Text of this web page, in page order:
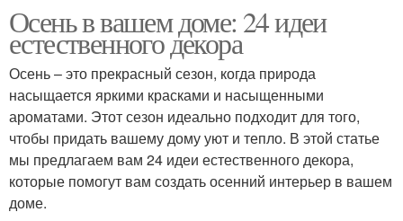
Осень в вашем доме: 24 идеи
естественного декора
Осень – это прекрасный сезон, когда природа
насыщается яркими красками и насыщенными
ароматами. Этот сезон идеально подходит для того,
чтобы придать вашему дому уют и тепло. В этой статье
мы предлагаем вам 24 идеи естественного декора,
которые помогут вам создать осенний интерьер в вашем
доме.